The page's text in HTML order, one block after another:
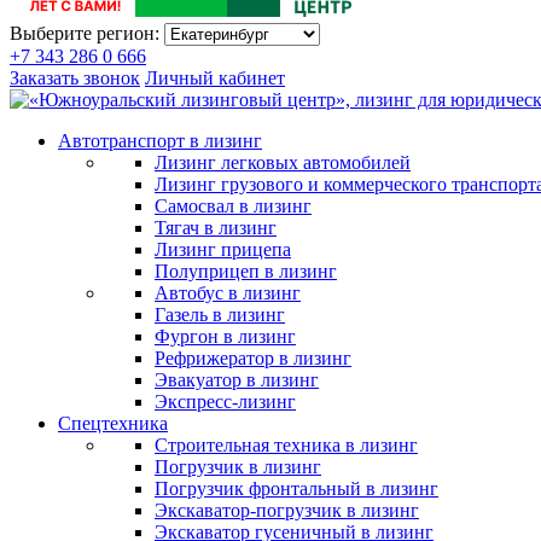
Выберите регион:
+7 343 286 0 666
Заказать звонок Личный кабинет
Автотранспорт в лизинг
Лизинг легковых автомобилей
Лизинг грузового и коммерческого
Самосвал в лизинг
Тягач в лизинг
Лизинг прицепа
Полуприцеп в лизинг
Автобус в лизинг
Газель в лизинг
Фургон в лизинг
Рефрижератор в лизинг
Эвакуатор в лизинг
Экспресс-лизинг
Спецтехника
Строительная техника в лизинг
Погрузчик в лизинг
Погрузчик фронтальный в лизинг
Экскаватор-погрузчик в лизинг
Экскаватор гусеничный в лизинг